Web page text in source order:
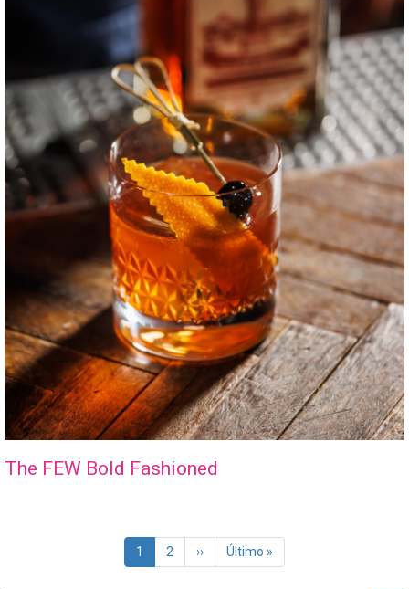
The FEW Bold Fashioned
Página
actual
1 Page
2
Siguiente
página
››
Última
página
Último »